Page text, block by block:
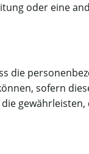
oder eine
die
sofern